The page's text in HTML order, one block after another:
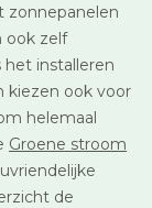
zonnepanelen
ook zelf
installeren
kiezen ook voor
helemaal
Groene stroom
de